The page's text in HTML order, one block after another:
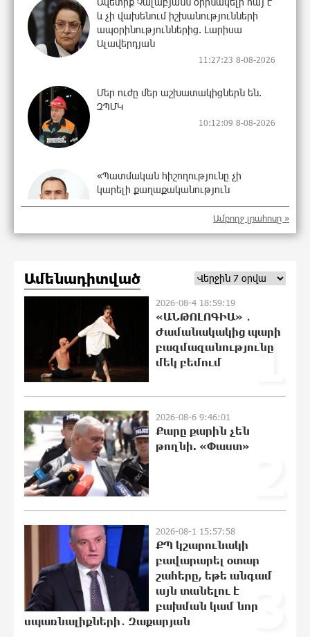
և չի վախենում իշխանությունների
ապօրինություններից. Լարիսա
Ալավերդյան
11:27:23 8-08-2026
Մեր ուժը մեր աշխատակիցներն են.
ԶՊՄԿ
10:12:09 8-08-2026
«Պատմական հիշողությունը չի
կարելի քաղաքականություն
10:02:32 8-08-2026
հասցեներում օգոստոսի 10-ին, 11-ին,
12-ին և 13-ին գազ չի լինելու
0:55:39 8-08-2026
Հայ ուշուիստները 37 մեդալ են
նվաճել միջազգային մրցաշարում
ԱՄՆ Սենատը մեծամասնությամբ
ընդունել է Ռուսաստանի և Իրանի դեմ
պատժամիջոցների ընդլայնման
օրինագիծը
է ներկայացրել Թուրքիայում
0:00:14 8-08-2026
Երևանյան լճում իրականացվել են
մաքրման աշխատանքներ
Ամբողջ լրահոսը »
Ամենադիտված
1
2026-08-4 18:59:19
«ԱՆԹՈԼՈԳԻԱ» ․
Ժամանակակից պարի
բազմազանությունը
մեկ բեմում
2026-08-6 9:46:01
Քարը քարին չեն
թողնի. «Փաստ»
3
2026-08-1 15:57:58
ՔՊ կշարունակի
բավարարել օտար
շահերը, եթե անգամ
այն տանելու է
բախման կամ նոր
սպառնալիքների․ Զաքարյան